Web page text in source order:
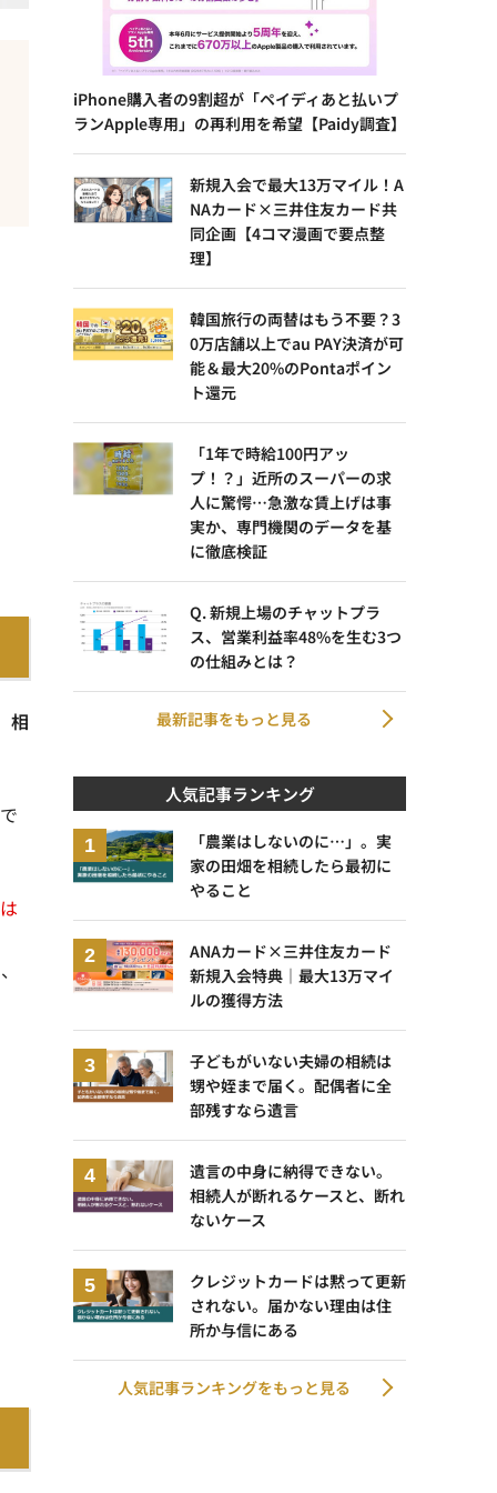
相
iPhone購入者の9割超が「ペイディあと払いプ
ランApple専用」の再利用を希望【Paidy調査】
新規入会で最大13万マイル！A
NAカード×三井住友カード共
同企画【4コマ漫画で要点整
理】
韓国旅行の両替はもう不要？3
0万店舗以上でau PAY決済が可
能＆最大20%のPontaポイン
ト還元
「1年で時給100円アッ
プ！？」近所のスーパーの求
人に驚愕…急激な賃上げは事
実か、専門機関のデータを基
に徹底検証
Q. 新規上場のチャットプラ
ス、営業利益率48%を生む3つ
の仕組みとは？
最新記事をもっと見る
人気記事ランキング
「農業はしないのに…」。実
家の田畑を相続したら最初に
やること
ANAカード×三井住友カード
新規入会特典｜最大13万マイ
ルの獲得方法
子どもがいない夫婦の相続は
甥や姪まで届く。配偶者に全
部残すなら遺言
遺言の中身に納得できない。
相続人が断れるケースと、断れ
ないケース
クレジットカードは黙って更新
されない。届かない理由は住
所か与信にある
人気記事ランキングをもっと見る